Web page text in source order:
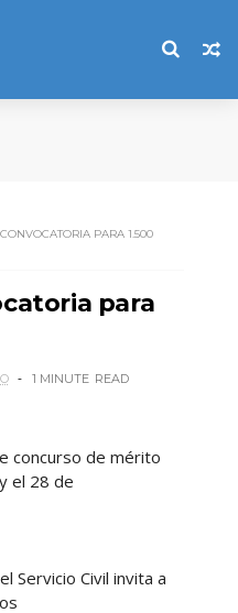
PARA 1.500
para
1 MINUTE READ
concurso de mérito
el 28 de
Servicio Civil invita a